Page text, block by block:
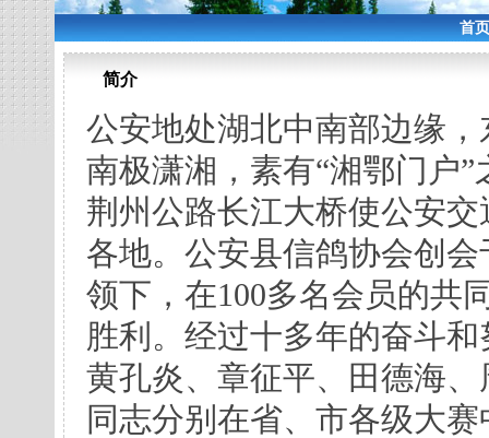
首
简介
公安地处湖北中南部边缘
南极潇湘，素有“湘鄂门户
荆州公路长江大桥使公安
各地。公安县信鸽协会创
领下，在100多名会员的共
胜利。经过十多年的奋斗
黄孔炎、章征平、田德海
同志分别在省、市各级大